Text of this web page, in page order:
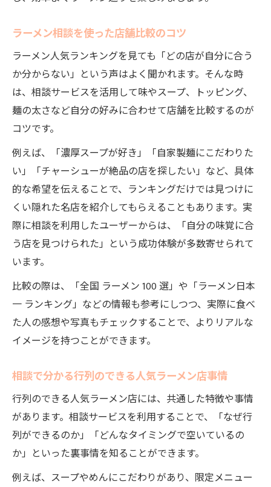
ラーメン相談を使った店舗比較のコツ
ラーメン人気ランキングを見ても「どの店が自分に合う
か分からない」という声はよく聞かれます。そんな時
は、相談サービスを活用して味やスープ、トッピング、
麺の太さなど自分の好みに合わせて店舗を比較するのが
コツです。
例えば、「濃厚スープが好き」「自家製麺にこだわりた
い」「チャーシューが絶品の店を探したい」など、具体
的な希望を伝えることで、ランキングだけでは見つけに
くい隠れた名店を紹介してもらえることもあります。実
際に相談を利用したユーザーからは、「自分の味覚に合
う店を見つけられた」という成功体験が多数寄せられて
います。
比較の際は、「全国 ラーメン 100 選」や「ラーメン日本
一 ランキング」などの情報も参考にしつつ、実際に食べ
た人の感想や写真もチェックすることで、よりリアルな
イメージを持つことができます。
相談で分かる行列のできる人気ラーメン店事情
行列のできる人気ラーメン店には、共通した特徴や事情
があります。相談サービスを利用することで、「なぜ行
列ができるのか」「どんなタイミングで空いているの
か」といった裏事情を知ることができます。
例えば、スープやめんにこだわりがあり、限定メニュー